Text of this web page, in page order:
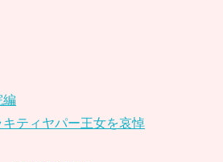
編
ティヤパー王女を哀悼